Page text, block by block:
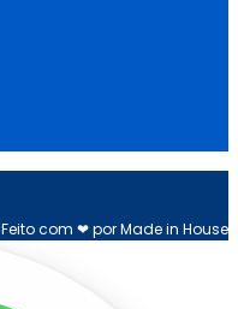
Feito com ❤ por Made in House